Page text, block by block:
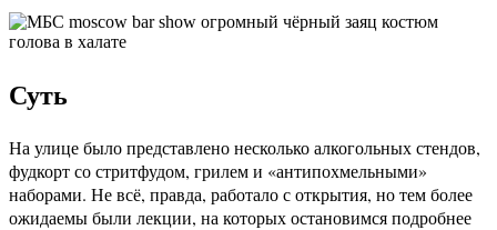
Суть
На улице было представлено несколько алкогольных стендов,
фудкорт со стритфудом, грилем и «антипохмельными»
наборами. Не всё, правда, работало с открытия, но тем более
ожидаемы были лекции, на которых остановимся подробнее